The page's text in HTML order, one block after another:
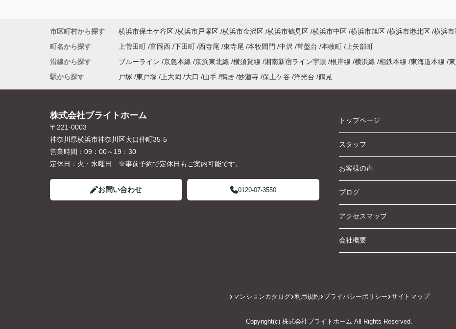
市区町村から探す 横浜市保土ケ谷区 横浜市戸塚区 横浜市金沢区 横浜市鶴見区 横浜市中区 横浜市旭区 横浜市港北区 横浜
町名から探す
上菅田町 富岡西 下田町 西寺尾 東寺尾 本牧間門 中沢 常盤台 本牧町
上矢部町
沿線から探す
ブルーライン 京急本線 京浜東北線 横須賀線 湘南新宿ライン宇須 根岸線 横浜線 相鉄本線 東海道本線
駅から探す
戸塚 東戸塚 上大岡 大口 山手 鴨居 妙蓮寺 保土ケ谷 洋光台 鶴見
株式会社ブライトホーム
〒221-0003
神奈川県横浜市神奈川区大口仲町35-5
営業時間： 09：00～19：30
定休日： 火・水曜日 ※事前予約で定休日もご案内可能です。
お問い合わせ 0120-07-3550
トップページ
スタッフ
お客様の声
ブログ
アクセスマップ
会社概要
マンションカタログ 利用規約 プライバシーポリシー サイトマップ
Copyright(c) 株式会社ブライトホーム All Rights Reserved.